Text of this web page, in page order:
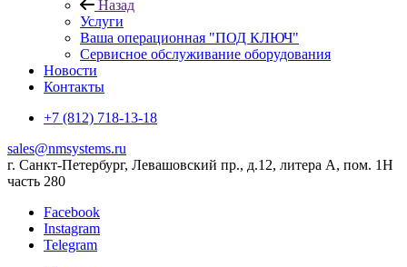
Назад
Услуги
Ваша операционная "ПОД КЛЮЧ"
Сервисное обслуживание оборудования
Новости
Контакты
+7 (812) 718-13-18
sales@nmsystems.ru
г. Санкт-Петербург, Левашовский пр., д.12, литера А, пом. 1Н
часть 280
Facebook
Instagram
Telegram